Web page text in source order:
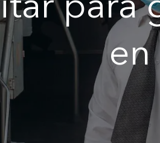
para
en